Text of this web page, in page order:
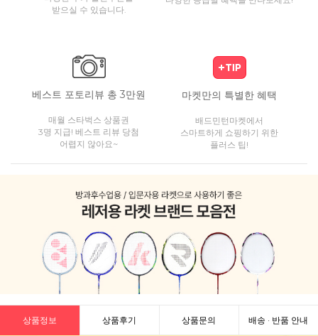
받으실 수 있습니다.
베스트 포토리뷰 총 3만원
매월 스타벅스 상품권
3명 지급! 베스트 리뷰 당첨
어렵지 않아요~
마켓만의 특별한 혜택
배드민턴마켓에서
스마트하게 쇼핑하기 위한
플러스 팁!
상품정보 상품후기 상품문의 배송 · 반품 안내